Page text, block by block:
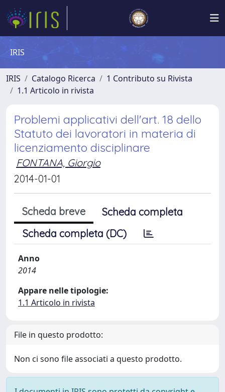
IRIS
IRIS Catalogo Ricerca
1 Contributo su Rivista
1.1 Articolo in rivista
Problemi applicativi dell'art. 18 dello
Statuto dei lavoratori in materia di
licenziamento disciplinare
FONTANA, Giorgio
2014-01-01
Scheda breve
Scheda completa
Scheda completa (DC)
Anno
2014
Appare nelle tipologie:
1.1 Articolo in rivista
File in questo prodotto:
Non ci sono file associati a questo prodotto.